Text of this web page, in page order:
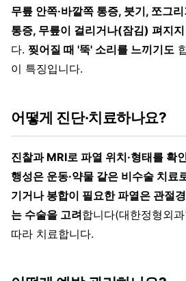
무릎 안쪽·바깥쪽 통증, 붓기, 쪼그
통증, 무릎이 걸리거나(잠김) 펴지
다. 찢어질 때 '뚝' 소리를 느끼기도
이 특징입니다.
어떻게 진단·치료하나요?
진찰과 MRI로 파열 위치·형태를 확
행성은 운동·약물 같은 비수술 치료
기거나 봉합이 필요한 파열은 관절
는 수술을 고려합니다(대한정형외
따라 치료합니다.